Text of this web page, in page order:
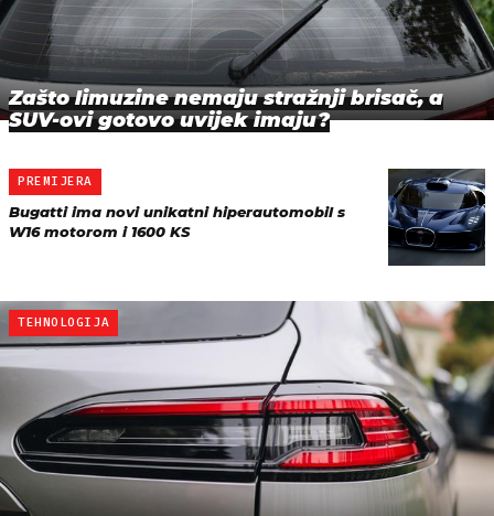
Zašto limuzine nemaju stražnji brisač, a
SUV-ovi gotovo uvijek imaju?
PREMIJERA
Bugatti ima novi unikatni hiperautomobil s
W16 motorom i 1600 KS
TEHNOLOGIJA